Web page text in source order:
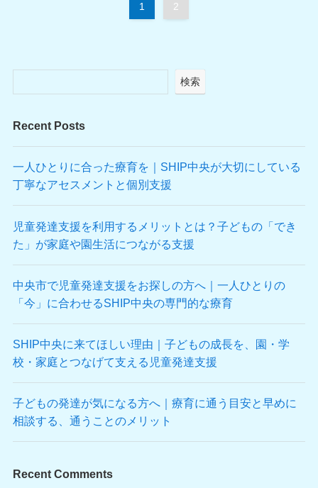
1 2
検索
Recent Posts
一人ひとりに合った療育を｜SHIP中央が大切にしている
丁寧なアセスメントと個別支援
児童発達支援を利用するメリットとは？子どもの「でき
た」が家庭や園生活につながる支援
中央市で児童発達支援をお探しの方へ｜一人ひとりの
「今」に合わせるSHIP中央の専門的な療育
SHIP中央に来てほしい理由｜子どもの成長を、園・学
校・家庭とつなげて支える児童発達支援
子どもの発達が気になる方へ｜療育に通う目安と早めに
相談する、通うことのメリット
Recent Comments